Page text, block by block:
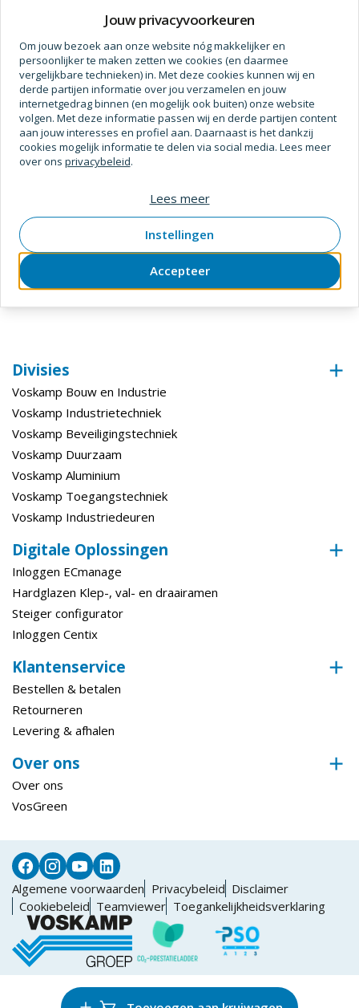
eenvoudig te monteren
toepassing op achterdeur (naar buiten draaiend)
garantie 2 jaar
geleverd inclusief montagemateriaal.
woning-overvallen zijn aan de orde van de dag.
sla de kranten er maar op na.
gelukkig is er de secumax kierstandhouder die onafhankelijk
maakt het veilig op een kier zetten van een deur mogelijk
eenvoudig te monteren
toepassing op voordeur (naar binnen draaiend)
geleverd inclusief montagemateriaal.
Prijs op aanvraag
Specificaties
Technische gegevens
Bewerking
Materiaal Rvs
Divisies
Voskamp Bouw en Industrie
Voskamp Industrietechniek
Voskamp Beveiligingstechniek
Voskamp Duurzaam
Voskamp Aluminium
Voskamp Toegangstechniek
Voskamp Industriedeuren
Digitale Oplossingen
Inloggen ECmanage
Hardglazen Klep-, val- en draairamen
Steiger configurator
Inloggen Centix
Klantenservice
Bestellen & betalen
Retourneren
Levering & afhalen
Over ons
Over ons
VosGreen
Algemene voorwaarden Privacybeleid Disclaimer
Cookiebeleid Teamviewer Toegankelijkheidsverklaring
Jouw privacyvoorkeuren
Om jouw bezoek aan onze website nóg makkelijker en
persoonlijker te maken zetten we cookies (en daarmee
vergelijkbare technieken) in. Met deze cookies kunnen wij en
derde partijen informatie over jou verzamelen en jouw
internetgedrag binnen (en mogelijk ook buiten) onze website
volgen. Met deze informatie passen wij en derde partijen content
aan jouw interesses en profiel aan. Daarnaast is het dankzij
cookies mogelijk informatie te delen via social media. Lees meer
over ons privacybeleid.
Accepteer
Instellingen
Lees meer